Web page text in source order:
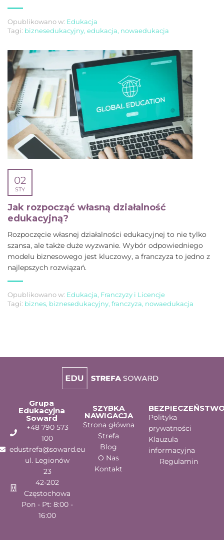
Opublikowano w: Edukacja
Tagi: biznesedukacyjny, edukacja, nowaedukacja
02
STY
Jak rozpocząć własną działalność
edukacyjną?
Rozpoczęcie własnej działalności edukacyjnej to nie tylko
szansa, ale także duże wyzwanie. Wybór odpowiedniego
modelu biznesowego jest kluczowy, a franczyza to jedno z
najlepszych rozwiązań.
Opublikowano w: Edukacja, Franczyzy i Licencje
Tagi: biznes, biznesedukacyjny, franczyza, nowaedukacja
Grupa
Edukacyjna
Soward
+48 790 573
100
edustrefa@soward.eu
ul. Legionów
23
42-202
Częstochowa
Pon - Pt: 8:00 -
16:00
SZYBKA
NAWIGACJA
Strona główna
Strefa
Blog
O Nas
Kontakt
Polityka
prywatności
Klauzula
informacyjna
Regulamin